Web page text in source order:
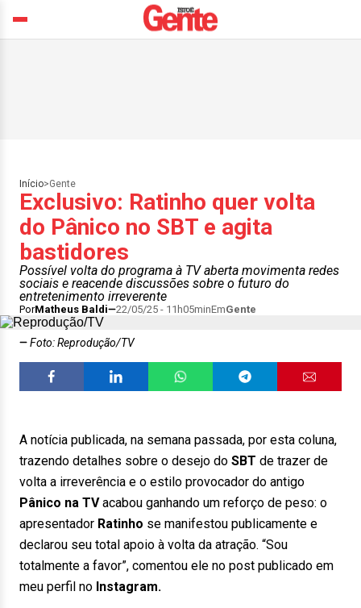
Início>Gente
Exclusivo: Ratinho quer volta
do Pânico no SBT e agita
bastidores
Possível volta do programa à TV aberta movimenta redes
sociais e reacende discussões sobre o futuro do
entretenimento irreverente
PorMatheus Baldi 22/05/25 - 11h05minEmGente
Foto: Reprodução/TV
A notícia publicada, na semana passada, por esta coluna,
trazendo detalhes sobre o desejo do SBT de trazer de
volta a irreverência e o estilo provocador do antigo
Pânico na TVacabou ganhando um reforço de peso: o
apresentador Ratinho se manifestou publicamente e
declarou seu total apoio à volta da atração. “Sou
totalmente a favor”, comentou ele no post publicado em
meu perfil no Instagram.